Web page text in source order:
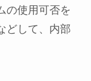
の使用可否を
どして、内部